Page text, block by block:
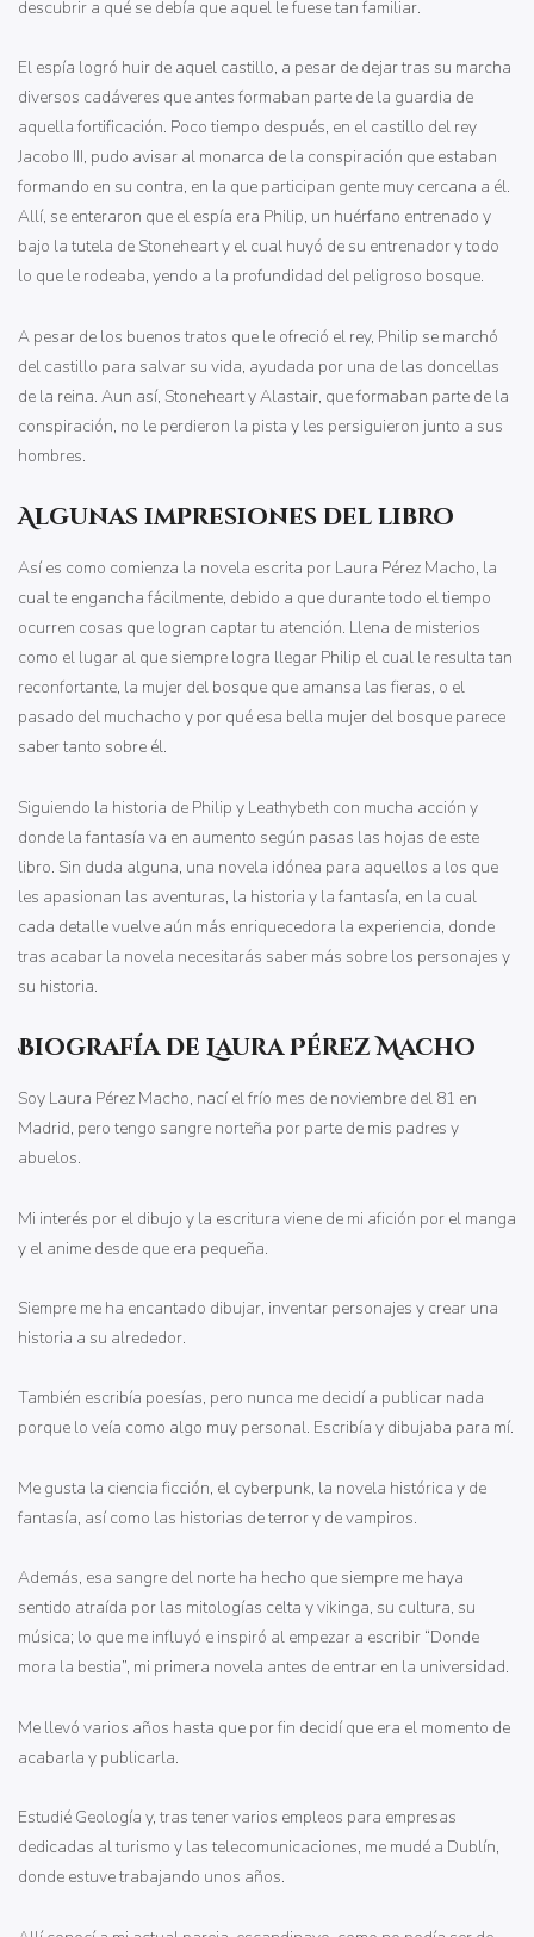
descubrir a qué se debía que aquel le fuese tan familiar.
El espía logró huir de aquel castillo, a pesar de dejar tras su marcha
diversos cadáveres que antes formaban parte de la guardia de
aquella fortificación. Poco tiempo después, en el castillo del rey
Jacobo III, pudo avisar al monarca de la conspiración que estaban
formando en su contra, en la que participan gente muy cercana a él.
Allí, se enteraron que el espía era Philip, un huérfano entrenado y
bajo la tutela de Stoneheart y el cual huyó de su entrenador y todo
lo que le rodeaba, yendo a la profundidad del peligroso bosque.
A pesar de los buenos tratos que le ofreció el rey, Philip se marchó
del castillo para salvar su vida, ayudada por una de las doncellas
de la reina. Aun así, Stoneheart y Alastair, que formaban parte de la
conspiración, no le perdieron la pista y les persiguieron junto a sus
hombres.
Algunas impresiones del libro
Así es como comienza la novela escrita por Laura Pérez Macho, la
cual te engancha fácilmente, debido a que durante todo el tiempo
ocurren cosas que logran captar tu atención. Llena de misterios
como el lugar al que siempre logra llegar Philip el cual le resulta tan
reconfortante, la mujer del bosque que amansa las fieras, o el
pasado del muchacho y por qué esa bella mujer del bosque parece
saber tanto sobre él.
Siguiendo la historia de Philip y Leathybeth con mucha acción y
donde la fantasía va en aumento según pasas las hojas de este
libro. Sin duda alguna, una novela idónea para aquellos a los que
les apasionan las aventuras, la historia y la fantasía, en la cual
cada detalle vuelve aún más enriquecedora la experiencia, donde
tras acabar la novela necesitarás saber más sobre los personajes y
su historia.
Biografía de Laura Pérez Macho
Soy Laura Pérez Macho, nací el frío mes de noviembre del 81 en
Madrid, pero tengo sangre norteña por parte de mis padres y
abuelos.
Mi interés por el dibujo y la escritura viene de mi afición por el manga
y el anime desde que era pequeña.
Siempre me ha encantado dibujar, inventar personajes y crear una
historia a su alrededor.
También escribía poesías, pero nunca me decidí a publicar nada
porque lo veía como algo muy personal. Escribía y dibujaba para mí.
Me gusta la ciencia ficción, el cyberpunk, la novela histórica y de
fantasía, así como las historias de terror y de vampiros.
Además, esa sangre del norte ha hecho que siempre me haya
sentido atraída por las mitologías celta y vikinga, su cultura, su
música; lo que me influyó e inspiró al empezar a escribir “Donde
mora la bestia”, mi primera novela antes de entrar en la universidad.
Me llevó varios años hasta que por fin decidí que era el momento de
acabarla y publicarla.
Estudié Geología y, tras tener varios empleos para empresas
dedicadas al turismo y las telecomunicaciones, me mudé a Dublín,
donde estuve trabajando unos años.